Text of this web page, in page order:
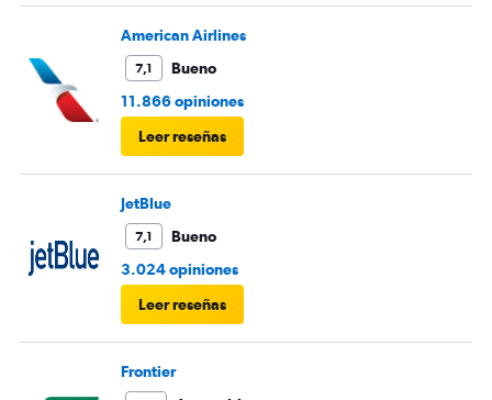
American Airlines
7,1
Bueno
11.866 opiniones
Leer reseñas
JetBlue
7,1
Bueno
3.024 opiniones
Leer reseñas
Frontier